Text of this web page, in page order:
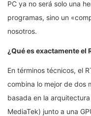
PC ya no será solo una
programas, sino un
nosotros.
¿Qué es exactamente el
En términos técnicos, el
combina lo mejor de dos
basada en la
MediaTek) junto a una